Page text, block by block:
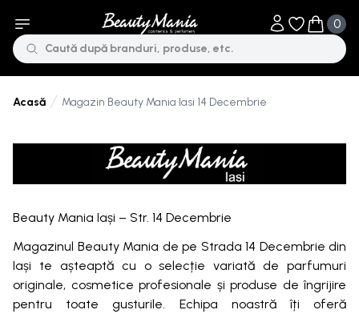
Obiecte în
0
Obiecte
Acasă Magazin Beauty Mania Iasi 14 Decembrie
Beauty Mania Iași – Str. 14 Decembrie
Magazinul Beauty Mania de pe Strada 14 Decembrie din
Iași te așteaptă cu o selecție variată de parfumuri
originale, cosmetice profesionale și produse de îngrijire
pentru toate gusturile. Echipa noastră îți oferă